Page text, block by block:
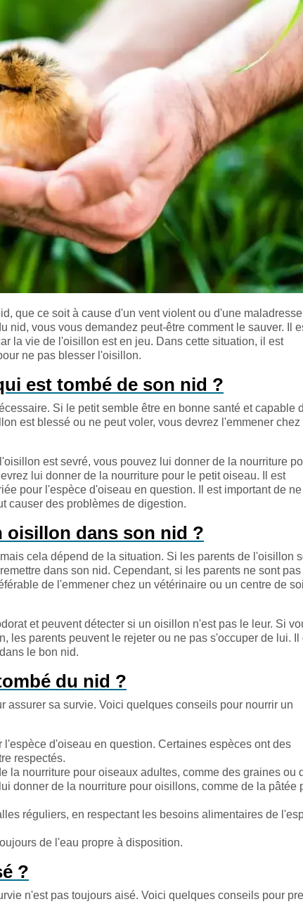
que ce soit à cause d'un vent violent ou d'une
nid, vous vous demandez peut-être comment le sauver. Il
la vie de l'oisillon est en jeu. Dans cette situation, il est
ne pas blesser l'oisillon.
est tombé de son nid ?
Si le petit semble être en bonne santé et capable
est blessé ou ne peut voler, vous devrez l'emmener chez
est sevré, vous pouvez lui donner de la nourriture
lui donner de la nourriture pour le petit oiseau. Il est
pour l'espèce d'oiseau en question. Il est important de
causer des problèmes de digestion.
oisillon dans son nid ?
cela dépend de la situation. Si les parents de l'oisillon
dans son nid. Cependant, si les parents ne sont pas
de l'emmener chez un vétérinaire ou un centre de
et peuvent détecter si un oisillon n'est pas le leur. Si
les parents peuvent le rejeter ou ne pas s'occuper de lui. Il
le bon nid.
du nid ?
assurer sa survie. Voici quelques conseils pour nourrir un
d'oiseau en question. Certaines espèces ont des
respectés.
la nourriture pour oiseaux adultes, comme des graines ou
donner de la nourriture pour oisillons, comme de la pâtée
réguliers, en respectant les besoins alimentaires de
de l'eau propre à disposition.
?
n'est pas toujours aisé. Voici quelques conseils pour